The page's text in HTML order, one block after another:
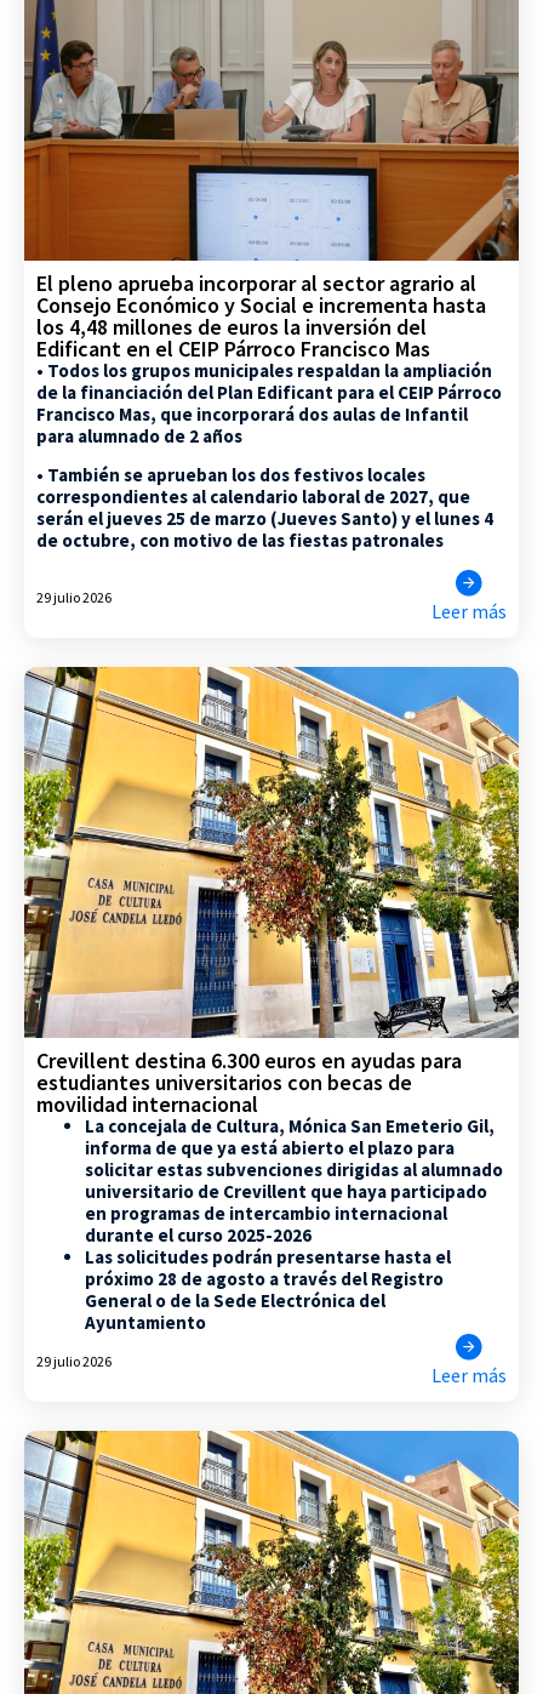
El pleno aprueba incorporar al sector agrario al
Consejo Económico y Social e incrementa hasta
los 4,48 millones de euros la inversión del
Edificant en el CEIP Párroco Francisco Mas
• Todos los grupos municipales respaldan la ampliación
de la financiación del Plan Edificant para el CEIP Párroco
Francisco Mas, que incorporará dos aulas de Infantil
para alumnado de 2 años
• También se aprueban los dos festivos locales
correspondientes al calendario laboral de 2027, que
serán el jueves 25 de marzo (Jueves Santo) y el lunes 4
de octubre, con motivo de las fiestas patronales
29 julio 2026
Leer más
Crevillent destina 6.300 euros en ayudas para
estudiantes universitarios con becas de
movilidad internacional
La concejala de Cultura, Mónica San Emeterio Gil,
informa de que ya está abierto el plazo para
solicitar estas subvenciones dirigidas al alumnado
universitario de Crevillent que haya participado
en programas de intercambio internacional
durante el curso 2025-2026
Las solicitudes podrán presentarse hasta el
próximo 28 de agosto a través del Registro
General o de la Sede Electrónica del
Ayuntamiento
29 julio 2026
Leer más